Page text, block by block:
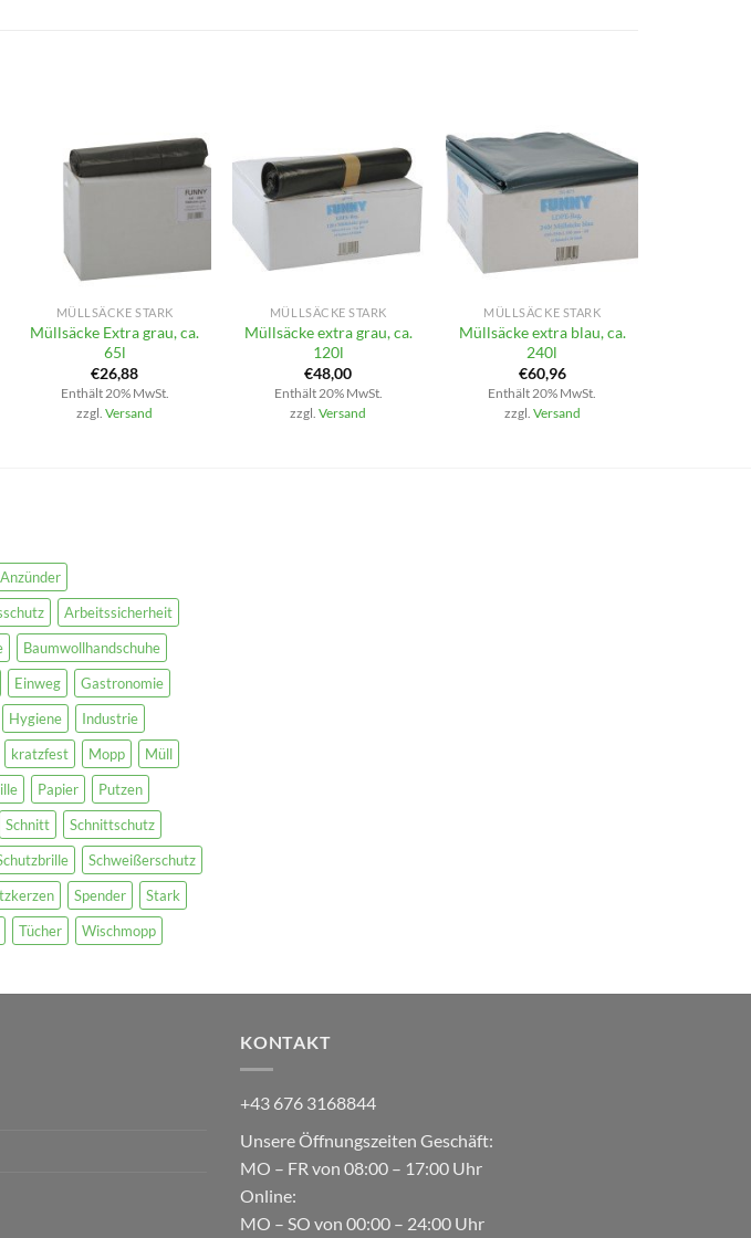
MÜLLSÄCKE STARK
Müllsäcke Extra grau, ca.
65l
€26,88
Enthält 20% MwSt.
zzgl.Versand
+
MÜLLSÄCKE STARK
Müllsäcke extra grau, ca.
120l
€48,00
Enthält 20% MwSt.
zzgl.Versand
+
MÜLLSÄCKE STARK
Müllsäcke extra blau, ca.
240l
€60,96
Enthält 20% MwSt.
zzgl. Versand
Anzünder
Arbeitssicherheit
Baumwollhandschuhe
Einweg
Gastronomie
Hygiene
Industrie
kratzfest Mopp
Müll
Papier
Putzen
Schnitt
Schnittschutz
Schweißerschutz
Spender
Stark
Tücher Wischmopp
KONTAKT
+43 676 3168844
Unsere Öffnungszeiten Geschäft:
MO – FR von 08:00 – 17:00 Uhr
Online:
MO – SO von 00:00 – 24:00 Uhr